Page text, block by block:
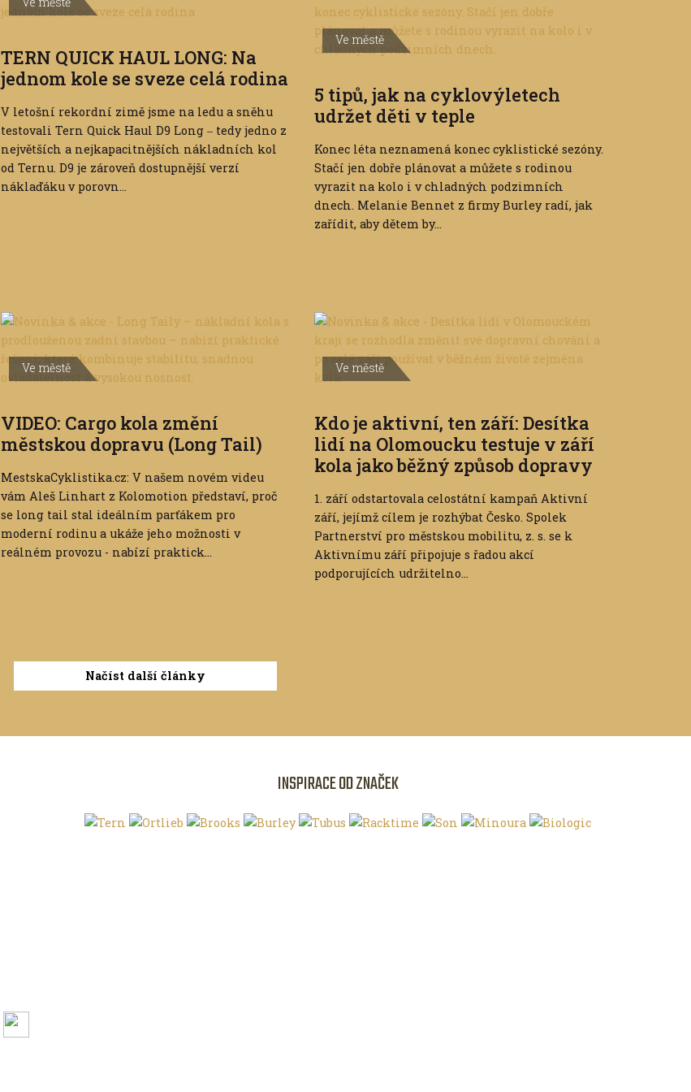
TERN QUICK HAUL LONG: Na
jednom kole se sveze celá rodina
V letošní rekordní zimě jsme na ledu a sněhu
testovali Tern Quick Haul D9 Long ‒ tedy jedno z
největších a nejkapacitnějších nákladních kol
od Ternu. D9 je zároveň dostupnější verzí
náklaďáku v porovn...
Ve městě
5 tipů, jak na cyklovýletech
udržet děti v teple
Konec léta neznamená konec cyklistické sezóny.
Stačí jen dobře plánovat a můžete s rodinou
vyrazit na kolo i v chladných podzimních
dnech. Melanie Bennet z firmy Burley radí, jak
zařídit, aby dětem by...
Ve městě
VIDEO: Cargo kola změní
městskou dopravu (Long Tail)
MestskaCyklistika.cz: V našem novém videu
vám Aleš Linhart z Kolomotion představí, proč
se long tail stal ideálním parťákem pro
moderní rodinu a ukáže jeho možnosti v
reálném provozu - nabízí praktick...
Ve městě
Kdo je aktivní, ten září: Desítka
lidí na Olomoucku testuje v září
kola jako běžný způsob dopravy
1. září odstartovala celostátní kampaň Aktivní
září, jejímž cílem je rozhýbat Česko. Spolek
Partnerství pro městskou mobilitu, z. s. se k
Aktivnímu září připojuje s řadou akcí
podporujících udržitelno...
Načíst další články
INSPIRACE OD ZNAČEK